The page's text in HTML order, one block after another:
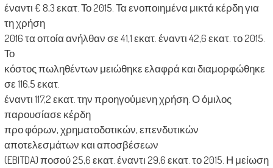
έναντι € 8,3 εκατ. Το 2015. Τα ενοποιημένα μικτά κέρδη για
τη χρήση
2016 τα οποία ανήλθαν σε 41,1 εκατ. έναντι 42,6 εκατ. το 2015.
Το
κόστος πωληθέντων μειώθηκε ελαφρά και διαμορφώθηκε
σε 116,5 εκατ.
έναντι 117,2 εκατ. την προηγούμενη χρήση. Ο όμιλος
παρουσίασε κέρδη
προ φόρων, χρηματοδοτικών, επενδυτικών
αποτελεσμάτων και αποσβέσεων
(EBITDA) ποσού 25,6 εκατ. έναντι 29,6 εκατ. το 2015. Η μείωση